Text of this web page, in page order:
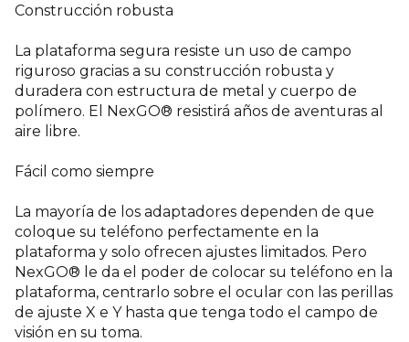
Construcción robusta
La plataforma segura resiste un uso de campo
riguroso gracias a su construcción robusta y
duradera con estructura de metal y cuerpo de
polímero. El NexGO® resistirá años de aventuras al
aire libre.
Fácil como siempre
La mayoría de los adaptadores dependen de que
coloque su teléfono perfectamente en la
plataforma y solo ofrecen ajustes limitados. Pero
NexGO® le da el poder de colocar su teléfono en la
plataforma, centrarlo sobre el ocular con las perillas
de ajuste X e Y hasta que tenga todo el campo de
visión en su toma.